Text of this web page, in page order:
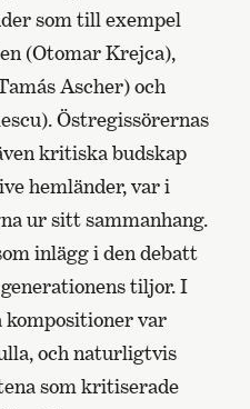
som till exempel
(Otomar Krejca),
Ascher) och
Östregissörernas
kritiska budskap
hemländer, var i
ur sitt sammanhang.
inlägg i den debatt
tiljor. I
kompositioner var
och naturligtvis
som kritiserade